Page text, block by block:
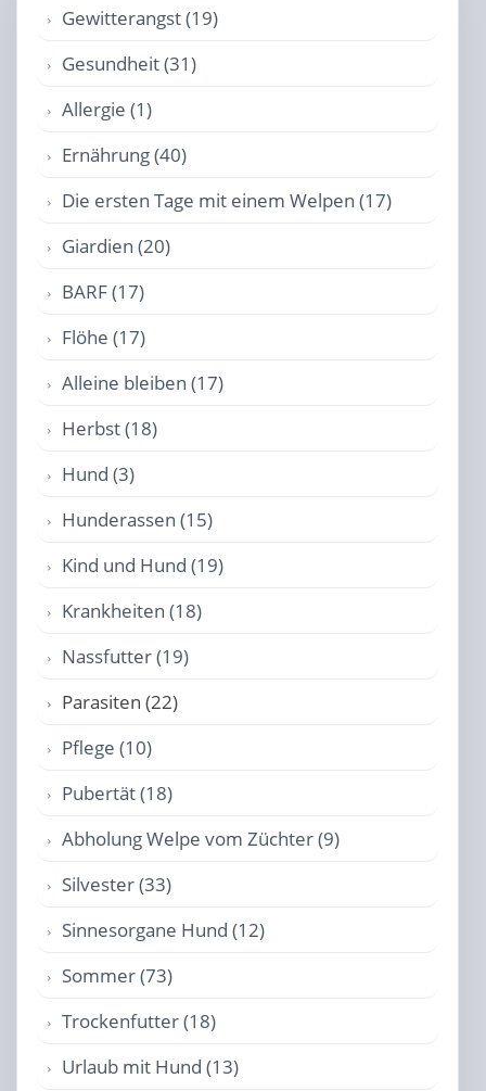
Gewitterangst (19)
Gesundheit (31)
Allergie (1)
Ernährung (40)
Die ersten Tage mit einem Welpen (17)
Giardien (20)
BARF (17)
Flöhe (17)
Alleine bleiben (17)
Herbst (18)
Hund (3)
Hunderassen (15)
Kind und Hund (19)
Krankheiten (18)
Nassfutter (19)
Parasiten (22)
Pflege (10)
Pubertät (18)
Abholung Welpe vom Züchter (9)
Silvester (33)
Sinnesorgane Hund (12)
Sommer (73)
Trockenfutter (18)
Urlaub mit Hund (13)